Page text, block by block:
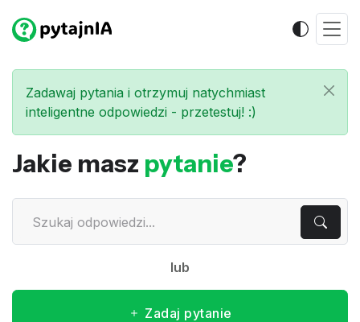
Zadawaj pytania i otrzymuj natychmiast
inteligentne odpowiedzi - przetestuj! :)
Jakie masz pytanie?
lub
Zadaj pytanie